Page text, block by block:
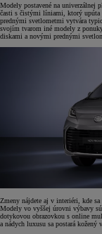
Modely postavené na univerzálnej
časti s čistými líniami, ktorý upúta
prednými svetlometmi vytvára
svojím tvarom iné modely z
diskami a novými prednými
Zmeny nájdete aj v interiéri, kde
Modely vo vyššej úrovni výbavy
dotykovou obrazovkou s online
a nádych luxusu sa postará kožený